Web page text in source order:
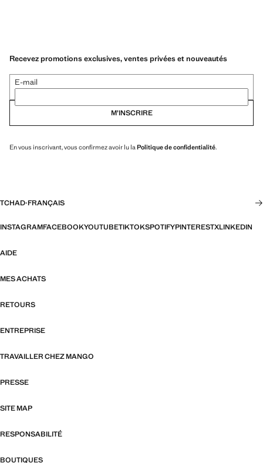
Recevez promotions exclusives, ventes privées et nouveautés
E-mail
M’INSCRIRE
En vous inscrivant, vous confirmez avoir lu la Politique de confidentialité.
TCHAD·FRANÇAIS
INSTAGRAMFACEBOOKYOUTUBETIKTOKSPOTIFYPINTERESTXLINKEDIN
AIDE
MES ACHATS
RETOURS
ENTREPRISE
TRAVAILLER CHEZ MANGO
PRESSE
SITE MAP
RESPONSABILITÉ
BOUTIQUES